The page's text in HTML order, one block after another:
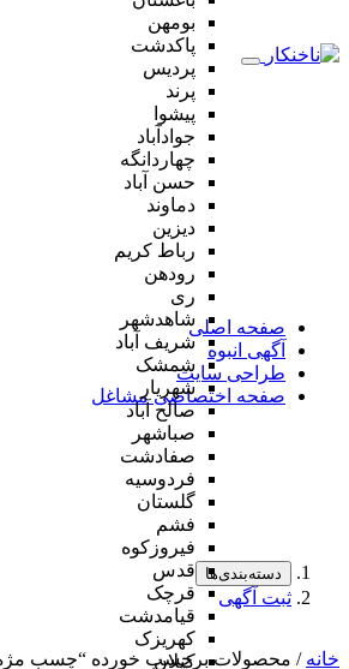
بومهن
پاکدشت
پردیس
پرند
پیشوا
جوادآباد
چهاردانگه
حسن آباد
دماوند
دیزین
رباط کریم
رودهن
ری
شاهدشهر
شریف آباد
شمشک
شهریار
صالح آباد
صباشهر
صفادشت
فردوسیه
گلستان
فشم
فیروزکوه
قدس
قرچک
قیامدشت
کهریزک
کیلان
صفحه اصلی
آگهی انبوه
طراحی سایت
صفحه اختصاصی مشاغل
دسته‌بندی‌ها
ثبت آگهی
خانه / محصولات برچسب خورده “چسب مژه